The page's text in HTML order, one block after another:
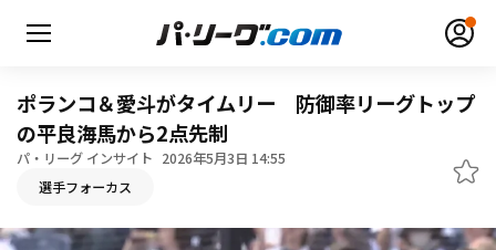
HOME
ポランコ＆愛斗がタイムリー 防御率リーグトップ
の平良海馬から2点先制
パ・リーグ インサイト 2026年5月3日 14:55
選手フォーカス